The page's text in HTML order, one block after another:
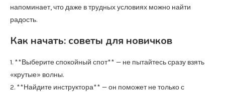
напоминает, что даже в трудных условиях можно найти
радость.
Как начать: советы для новичков
1. **Выберите спокойный спот** — не пытайтесь сразу взять
«крутые» волны.
2. **Найдите инструктора** — он поможет не только с